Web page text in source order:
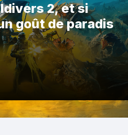
2, et si
goût de paradis